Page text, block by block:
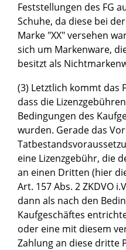
Feststellungen des FG
Schuhe, da diese bei
Marke "XX" versehen
sich um Markenware,
besitzt als
(3) Letztlich kommt das
dass die
Bedingungen des
wurden. Gerade das
eine Lizenzgebühr, die
an einen Dritten (hier
Art. 157 Abs. 2 ZKDVO
dann als nach den
Kaufgeschäftes
oder eine mit diesem
Zahlung an diese dritte